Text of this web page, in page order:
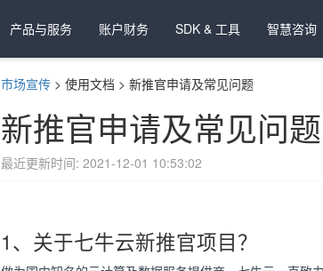
产品与服务 账户财务 SDK & 工具 智慧咨询
市场宣传 > 使用文档 > 新推官申请及常见问题
新推官申请及常见问题
最近更新时间: 2021-12-01 10:53:02
1、关于七牛云新推官项目？